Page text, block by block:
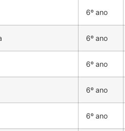
6º ano
6º ano
6º ano
6º ano
6º ano